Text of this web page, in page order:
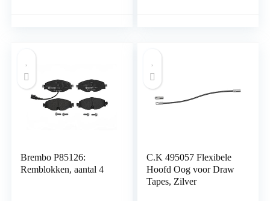
Brembo P85126:
Remblokken, aantal 4
C.K 495057 Flexibele
Hoofd Oog voor Draw
Tapes, Zilver